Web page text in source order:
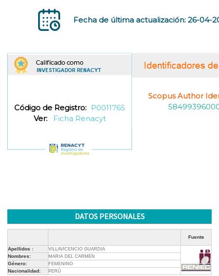
Fecha de última actualización: 26-04-
Código de Registro: P0011765
Ver:
Ficha Renacyt
Scopus Author
DATOS PERSONALES
Fuente
Apellidos : VILLAVICENCIO GUARDIA
Nombres: MARIA DEL CARMEN
Género: FEMENINO
Nacionalidad: PERÚ